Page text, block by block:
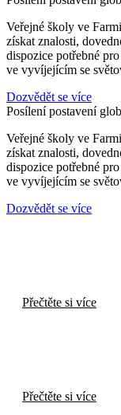
Veřejné školy ve
získat znalosti,
dispozice potřebné
ve vyvíjejícím se
Dozvědět se více
Posílení postavení
Veřejné školy ve
získat znalosti,
dispozice potřebné
ve vyvíjejícím se
Dozvědět se více
Přečtěte si více
Přečtěte si více